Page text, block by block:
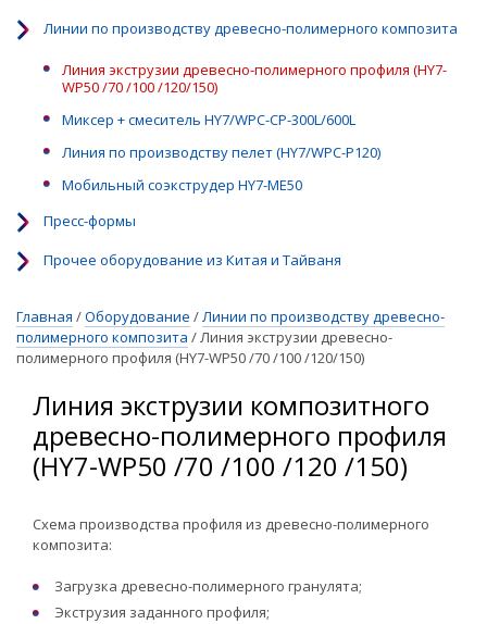
Линии по производству древесно-полимерного композита
Линия экструзии древесно-полимерного профиля (HY7-
WP50 /70 /100 /120/150)
Миксер + смеситель HY7/WPC-CP-300L/600L
Линия по производству пелет (HY7/WPC-P120)
Мобильный соэкструдер HY7-ME50
Пресс-формы
Прочее оборудование из Китая и Тайваня
Главная /Оборудование / Линии по производству древесно-
полимерного композита / Линия экструзии древесно-
полимерного профиля (HY7-WP50 /70 /100 /120/150)
Линия экструзии композитного
древесно-полимерного профиля
(HY7-WP50 /70 /100 /120 /150)
Схема производства профиля из древесно-полимерного
композита:
Загрузка древесно-полимерного гранулята;
Экструзия заданного профиля;